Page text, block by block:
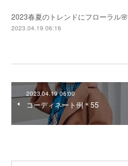
2023春夏のトレンドにフローラル🌸
2023.04.19 06:16
2023.04.19 06:00
コーディネート例＊55